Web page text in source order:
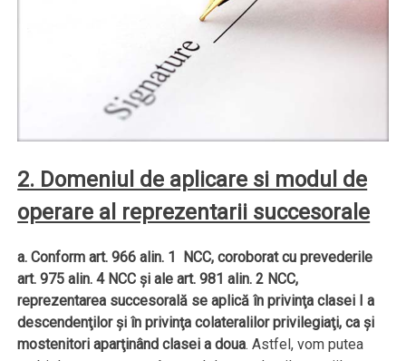
2. Domeniul de aplicare si modul de
operare al reprezentarii succesorale
a. Conform art. 966 alin. 1 NCC, coroborat cu prevederile
art. 975 alin. 4 NCC şi ale art. 981 alin. 2 NCC,
reprezentarea succesorală se aplică în privinţa clasei I a
descendenţilor şi în privinţa colateralilor privilegiaţi, ca şi
mostenitori aparţinând clasei a doua. Astfel, vom putea